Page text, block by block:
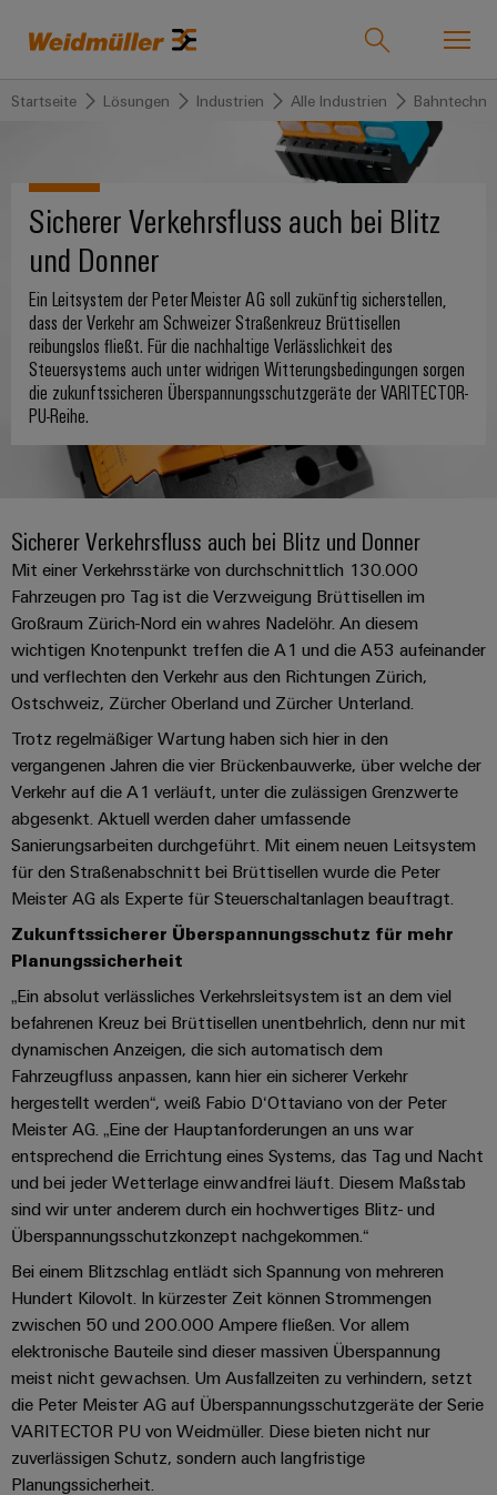
Onlineshop Support Center easyConnect
Industrien
zurück zu
Industrien
Weidmüller
IndustryMatch
Eine
3D-
Welt,
in
greifbar
und
Lösungen
werden.
Datencenter
Lösungen
und
Produkte
für
Rechenzentren
–
effizient,
zuverlässig,
skalierbar
Energiespeicher
Lösungen
Produkte
für
Energiespeichersysteme
(ESS)
Energieübertragung
und
-
verteilung
Stabilität
und
Sicherheit
für
moderne
Energienetze
Gebäudeinfrastruktur
Lösungen
für
die
spezifischen
Anforderungen
in
der
Gerätehersteller
Innovative
Lösungen
zurück
zu
Lösungen
Technologien
SNAP
IN
PUSH
IN
Anschlusstechnologie
DC-
Microgrids
u-
OS
Edge
Computing
Industrial
5G
Single
Pair
Ethernet
Schaltschrank-
und
Feldebene
Feldverdrahtung
Smart
Cabinet
Building
Smart
Metering
Weidmüller
Configurator
Workplace
Solutions
Produkte
zurück
zu
Produkte
Verbindungstechnik
Reihenklemmen
Steckverbinder
Leiterplattensteckverbinder
&
Gehäusesysteme
und
-
komponenten
Kabeleinführungssysteme
-
komponenten
Anschlussleitungen,
Patchkabel
und
SPS
Systemverkabelung
&
Migrationslösungen
Serviceschnittstellen
Verteilerboxen
Elektronik
Koppelrelais
&
Halbleiterrelais
Trennverstärker
und
Messumformer
Stromversorgungen
Service
zurück
zu
Service
Kundenspezifische
Produkte
Bestückte
Kundenspezifische
Kabelkonfektionierung
Fast
Delivery
Service
Beratung
und
digitale
Planung
easyConnect
-
Ihre
Industrial
Service
Platform
Connectivity
Consulting
Digitales
Engineering
Weidmüller
Configurator
PCB
Connector
Services
Akkreditiertes
Labor
Support
Vertrieb
zurück
zu
Vertrieb
Über
uns
Ansprechpartner
Ihr
Weg
zu
uns
Promotionfahrzeug
Distribution
Info
für
unsere
Partner
Vertrieb
Großhandelssuche
News
Messen
Newsletter
Anmeldung
Kundenservice
Webshop
Preisliste
Kataloganforderung
Unternehmen
zurück zu
Unternehmen
Unser
Unternehmen
Wer
wir
175
Jahre
Weidmüller
Zahlen
und
Fakten
Unser
Vorstand
Nachhaltigkeit
Weidmüller
Academy
People
&
Culture
Weidmüller
Welt
Orange
Mag
|
Kundenmagazin
Länder
Management
Informationen
und
Zertifikate
Presse
Karriere
zurück
zu
Karriere
Für
Berufserfahrene
Entwicklungsmöglichkeiten
Profis
Offene
Stellen
für
Berufserfahrene
Für
Studierende
Werkstudententätigkeiten
Praktika
Abschlussarbeiten
Neuanfang
für
Studienabbrecher
Offene
Stellen
für
Studierende
Für
Schülerinnen
und
Schüler
Ausbildung
Duales
Studium
Schülerpraktika
Erfolgreiche
Karrierewege
Startseite Lösungen Industrien Alle Industrien Bahntechnik
Sicherer Verkehrsfluss auch bei Blitz
und Donner
Ein Leitsystem der Peter Meister AG soll zukünftig sicherstellen,
dass der Verkehr am Schweizer Straßenkreuz Brüttisellen
reibungslos fließt. Für die nachhaltige Verlässlichkeit des
Steuersystems auch unter widrigen Witterungsbedingungen sorgen
die zukunftssicheren Überspannungsschutzgeräte der VARITECTOR-
PU-Reihe.
Sicherer Verkehrsfluss auch bei Blitz und Donner
Mit einer Verkehrsstärke von durchschnittlich 130.000
Fahrzeugen pro Tag ist die Verzweigung Brüttisellen im
Großraum Zürich-Nord ein wahres Nadelöhr. An diesem
wichtigen Knotenpunkt treffen die A1 und die A53 aufeinander
und verflechten den Verkehr aus den Richtungen Zürich,
Ostschweiz, Zürcher Oberland und Zürcher Unterland.
Trotz regelmäßiger Wartung haben sich hier in den
vergangenen Jahren die vier Brückenbauwerke, über welche der
Verkehr auf die A1 verläuft, unter die zulässigen Grenzwerte
abgesenkt. Aktuell werden daher umfassende
Sanierungsarbeiten durchgeführt. Mit einem neuen Leitsystem
für den Straßenabschnitt bei Brüttisellen wurde die Peter
Meister AG als Experte für Steuerschaltanlagen beauftragt.
Zukunftssicherer Überspannungsschutz für mehr
Planungssicherheit
„Ein absolut verlässliches Verkehrsleitsystem ist an dem viel
befahrenen Kreuz bei Brüttisellen unentbehrlich, denn nur mit
dynamischen Anzeigen, die sich automatisch dem
Fahrzeugfluss anpassen, kann hier ein sicherer Verkehr
hergestellt werden“, weiß Fabio D‘Ottaviano von der Peter
Meister AG. „Eine der Hauptanforderungen an uns war
entsprechend die Errichtung eines Systems, das Tag und Nacht
und bei jeder Wetterlage einwandfrei läuft. Diesem Maßstab
sind wir unter anderem durch ein hochwertiges Blitz- und
Überspannungsschutzkonzept nachgekommen.“
Bei einem Blitzschlag entlädt sich Spannung von mehreren
Hundert Kilovolt. In kürzester Zeit können Strommengen
zwischen 50 und 200.000 Ampere fließen. Vor allem
elektronische Bauteile sind dieser massiven Überspannung
meist nicht gewachsen. Um Ausfallzeiten zu verhindern, setzt
die Peter Meister AG auf Überspannungsschutzgeräte der Serie
VARITECTOR PU von Weidmüller. Diese bieten nicht nur
zuverlässigen Schutz, sondern auch langfristige
Planungssicherheit.